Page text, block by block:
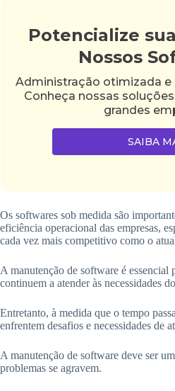
Potencialize
Nossos
Administração otimizada e
Conheça nossas
grandes
SAIBA
Os softwares sob medida são
eficiência operacional das empresas,
cada vez mais competitivo como o
A manutenção de software é essencial
continuem a atender às necessidades
Entretanto, à medida que o tempo
enfrentem desafios e necessidades de
A manutenção de software deve ser
problemas se agravem.